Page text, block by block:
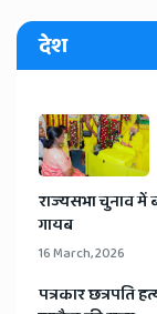
देश
​राज्यसभा चुनाव में
गायब
16 March, 2026
​पत्रकार छत्रपति